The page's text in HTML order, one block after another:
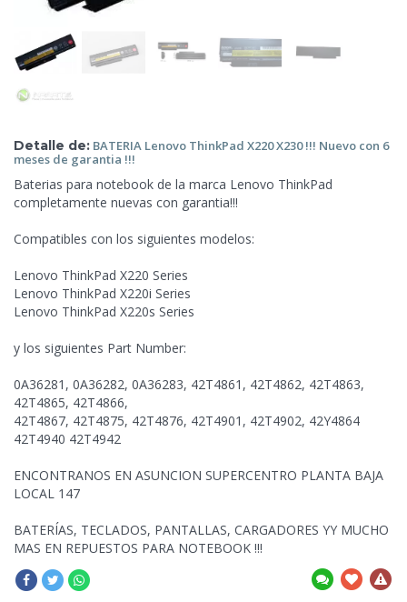
Detalle de: BATERIA Lenovo ThinkPad X220 X230 !!! Nuevo con 6
meses de garantia !!!
Baterias para notebook de la marca Lenovo ThinkPad
completamente nuevas con garantia!!!
Compatibles con los siguientes modelos:
Lenovo ThinkPad X220 Series
Lenovo ThinkPad X220i Series
Lenovo ThinkPad X220s Series
y los siguientes Part Number:
0A36281, 0A36282, 0A36283, 42T4861, 42T4862, 42T4863,
42T4865, 42T4866,
42T4867, 42T4875, 42T4876, 42T4901, 42T4902, 42Y4864
42T4940 42T4942
ENCONTRANOS EN ASUNCION SUPERCENTRO PLANTA BAJA
LOCAL 147
BATERÍAS, TECLADOS, PANTALLAS, CARGADORES YY MUCHO
MAS EN REPUESTOS PARA NOTEBOOK !!!